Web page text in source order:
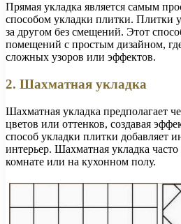
Прямая укладка является самым
способом укладки плитки. Плитки
за другом без смещений. Этот
помещений с простым дизайном, где
сложных узоров или эффектов.
2. Шахматная укладка
Шахматная укладка предполагает
цветов или оттенков, создавая
способ укладки плитки добавляет
интерьер. Шахматная укладка часто
комнате или на кухонном полу.